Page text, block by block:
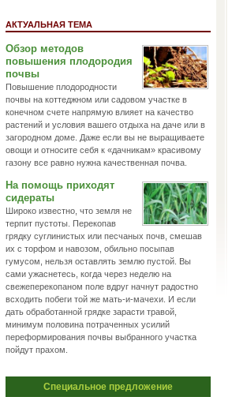
АКТУАЛЬНАЯ ТЕМА
Обзор методов
повышения плодородия
почвы
Повышение плодородности
почвы на коттеджном или садовом участке в
конечном счете напрямую влияет на качество
растений и условия вашего отдыха на даче или в
загородном доме. Даже если вы не выращиваете
овощи и относите себя к «дачникам» красивому
газону все равно нужна качественная почва.
На помощь приходят
сидераты
Широко известно, что земля не
терпит пустоты. Перекопав
грядку суглинистых или песчаных почв, смешав
их с торфом и навозом, обильно посыпав
гумусом, нельзя оставлять землю пустой. Вы
сами ужаснетесь, когда через неделю на
свежеперекопаном поле вдруг начнут радостно
всходить побеги той же мать-и-мачехи. И если
дать обработанной грядке зарасти травой,
минимум половина потраченных усилий
переформирования почвы выбранного участка
пойдут прахом.
Специальное предложение